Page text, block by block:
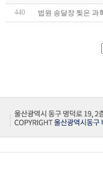
440 법원 송달장 찢은